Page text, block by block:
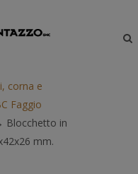
corna e
Faggio
Blocchetto in
mm.